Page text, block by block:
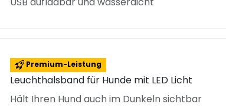
Premium-Leistung
Leuchthalsband für Hunde mit LED Licht
Hält Ihren Hund auch im Dunkeln sichtbar